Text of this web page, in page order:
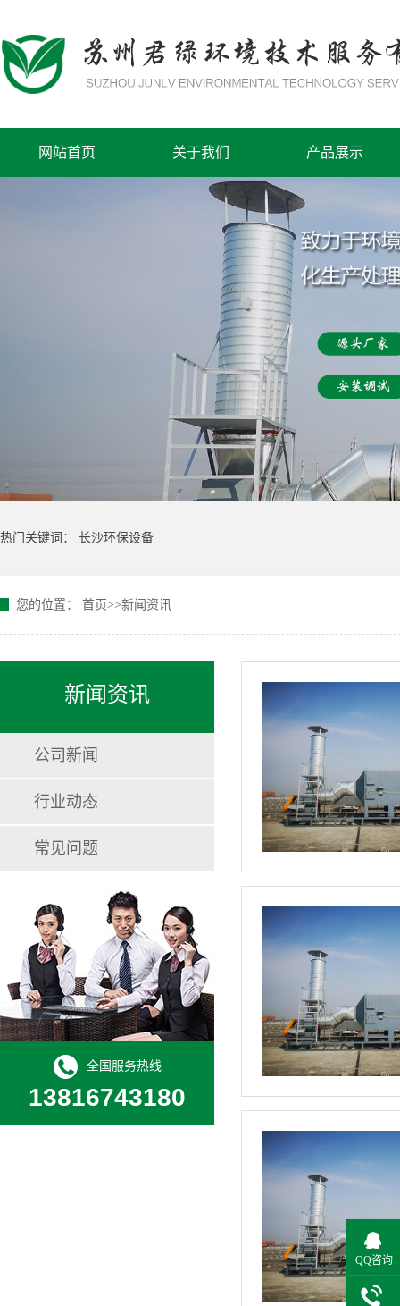
网站首页 关于我们 产品展示
热门关键词： 长沙环保设备
您的位置： 首页>>新闻资讯
新闻资讯
公司新闻
行业动态
常见问题
全国服务热线
13816743180
QQ咨询